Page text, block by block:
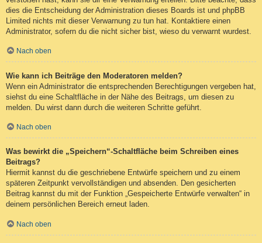
dies die Entscheidung der Administration dieses Boards ist und phpBB
Limited nichts mit dieser Verwarnung zu tun hat. Kontaktiere einen
Administrator, sofern du die nicht sicher bist, wieso du verwarnt wurdest.
Nach oben
Wie kann ich Beiträge den Moderatoren melden?
Wenn ein Administrator die entsprechenden Berechtigungen vergeben hat,
siehst du eine Schaltfläche in der Nähe des Beitrags, um diesen zu
melden. Du wirst dann durch die weiteren Schritte geführt.
Nach oben
Was bewirkt die „Speichern“-Schaltfläche beim Schreiben eines
Beitrags?
Hiermit kannst du die geschriebene Entwürfe speichern und zu einem
späteren Zeitpunkt vervollständigen und absenden. Den gesicherten
Beitrag kannst du mit der Funktion „Gespeicherte Entwürfe verwalten“ in
deinem persönlichen Bereich erneut laden.
Nach oben